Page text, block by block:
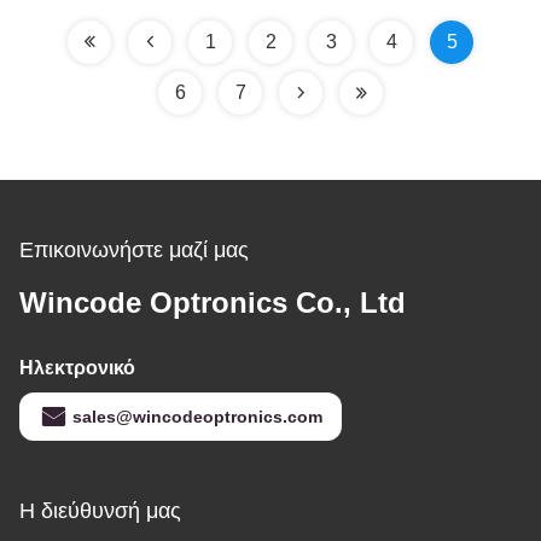
1 2 3 4 5
6 7
Επικοινωνήστε μαζί μας
Wincode Optronics Co., Ltd
Ηλεκτρονικό
sales@wincodeoptronics.com
Η διεύθυνσή μας